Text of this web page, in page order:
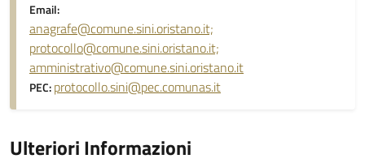
Email:
anagrafe@comune.sini.oristano.it;
protocollo@comune.sini.oristano.it;
amministrativo@comune.sini.oristano.it
PEC:protocollo.sini@pec.comunas.it
Ulteriori Informazioni